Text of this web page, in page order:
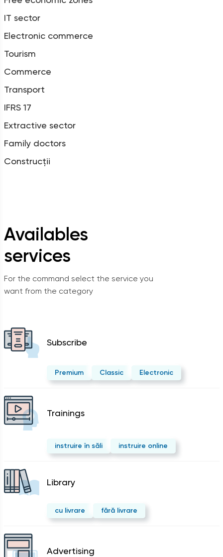
IT sector
Electronic commerce
Tourism
Commerce
Transport
IFRS 17
Extractive sector
Family doctors
Construcții
Availables
services
For the command select the service you
want from the category
Subscribe
Premium Classic Electronic
Trainings
instruire în săli instruire online
Library
cu livrare fără livrare
Advertising